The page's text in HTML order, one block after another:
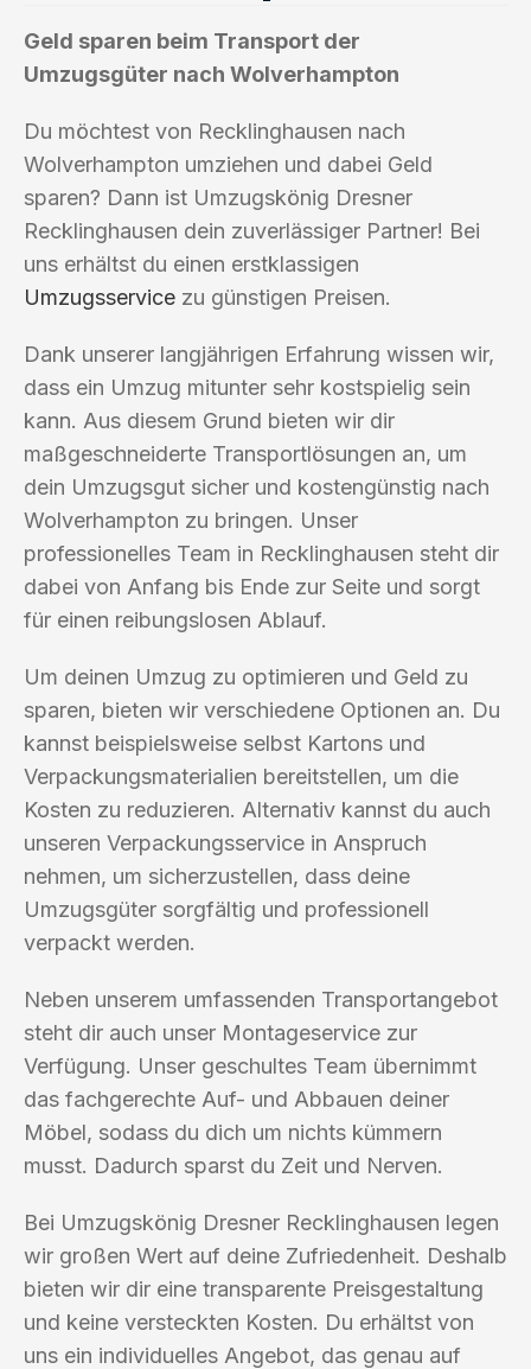
Geld sparen beim Transport der
Umzugsgüter nach Wolverhampton
Du möchtest von Recklinghausen nach
Wolverhampton umziehen und dabei Geld
sparen? Dann ist Umzugskönig Dresner
Recklinghausen dein zuverlässiger Partner! Bei
uns erhältst du einen erstklassigen
Umzugsservice zu günstigen Preisen.
Dank unserer langjährigen Erfahrung wissen wir,
dass ein Umzug mitunter sehr kostspielig sein
kann. Aus diesem Grund bieten wir dir
maßgeschneiderte Transportlösungen an, um
dein Umzugsgut sicher und kostengünstig nach
Wolverhampton zu bringen. Unser
professionelles Team in Recklinghausen steht dir
dabei von Anfang bis Ende zur Seite und sorgt
für einen reibungslosen Ablauf.
Um deinen Umzug zu optimieren und Geld zu
sparen, bieten wir verschiedene Optionen an. Du
kannst beispielsweise selbst Kartons und
Verpackungsmaterialien bereitstellen, um die
Kosten zu reduzieren. Alternativ kannst du auch
unseren Verpackungsservice in Anspruch
nehmen, um sicherzustellen, dass deine
Umzugsgüter sorgfältig und professionell
verpackt werden.
Neben unserem umfassenden Transportangebot
steht dir auch unser Montageservice zur
Verfügung. Unser geschultes Team übernimmt
das fachgerechte Auf- und Abbauen deiner
Möbel, sodass du dich um nichts kümmern
musst. Dadurch sparst du Zeit und Nerven.
Bei Umzugskönig Dresner Recklinghausen legen
wir großen Wert auf deine Zufriedenheit. Deshalb
bieten wir dir eine transparente Preisgestaltung
und keine versteckten Kosten. Du erhältst von
uns ein individuelles Angebot, das genau auf